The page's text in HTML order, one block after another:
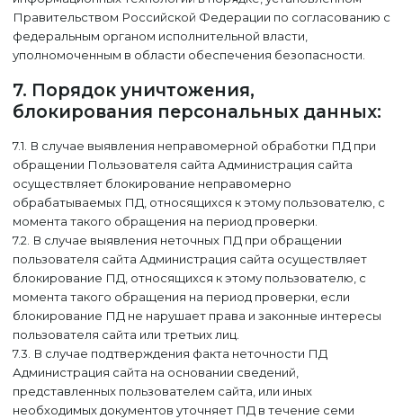
Правительством Российской Федерации по согласованию с
федеральным органом исполнительной власти,
уполномоченным в области обеспечения безопасности.
7. Порядок уничтожения,
блокирования персональных данных:
7.1. В случае выявления неправомерной обработки ПД при
обращении Пользователя сайта Администрация сайта
осуществляет блокирование неправомерно
обрабатываемых ПД, относящихся к этому пользователю, с
момента такого обращения на период проверки.
7.2. В случае выявления неточных ПД при обращении
пользователя сайта Администрация сайта осуществляет
блокирование ПД, относящихся к этому пользователю, с
момента такого обращения на период проверки, если
блокирование ПД не нарушает права и законные интересы
пользователя сайта или третьих лиц.
7.3. В случае подтверждения факта неточности ПД
Администрация сайта на основании сведений,
представленных пользователем сайта, или иных
необходимых документов уточняет ПД в течение семи